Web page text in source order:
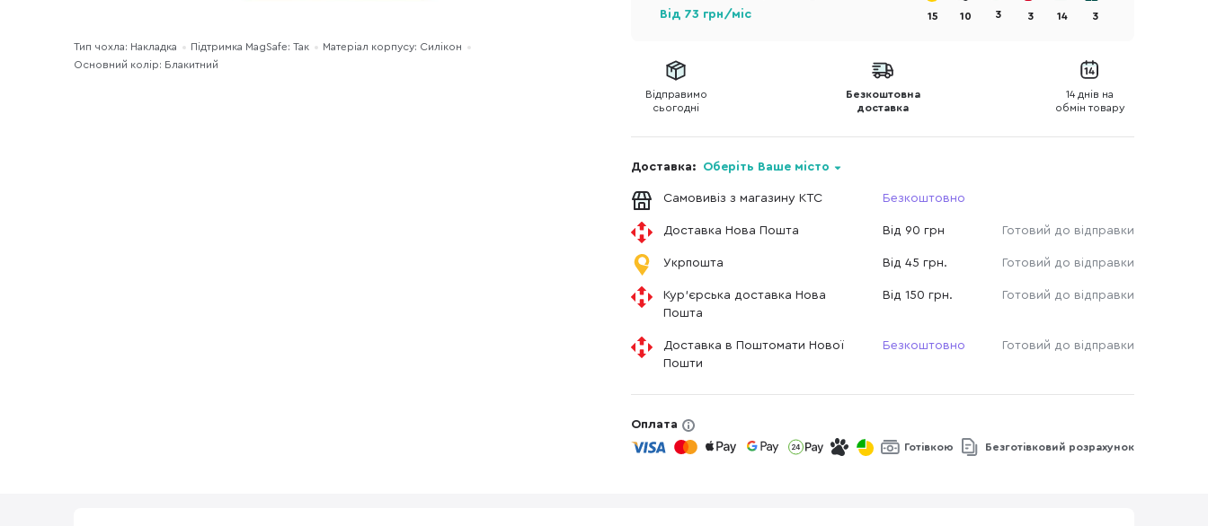
Тип чохла: Накладка Підтримка MagSafe: Так
Матеріал корпусу: Силікон
Основний колір: Блакитний
Від 73 грн/міс 15 10 3 3 14 3
Відправимо
сьогодні
Безкоштовна
доставка
14 днів на
обмін товару
Доставка: Оберіть Ваше місто
Самовивіз з магазину КТС Безкоштовно
Доставка Нова Пошта Від 90 грн Готовий до відправки
Укрпошта Від 45 грн. Готовий до відправки
Кур'єрська доставка Нова
Пошта
Від 150 грн. Готовий до відправки
Доставка в Поштомати Нової
Пошти
Безкоштовно Готовий до відправки
Оплата
Готівкою Безготівковий розрахунок